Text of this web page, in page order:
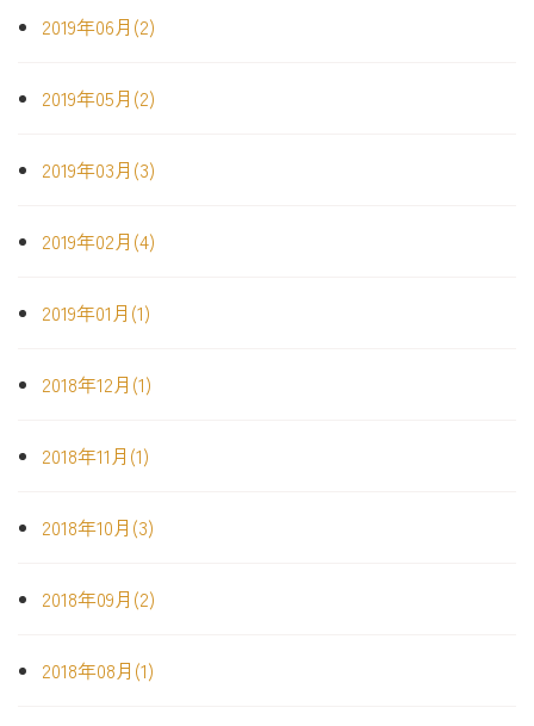
2019年06月(2)
2019年05月(2)
2019年03月(3)
2019年02月(4)
2019年01月(1)
2018年12月(1)
2018年11月(1)
2018年10月(3)
2018年09月(2)
2018年08月(1)